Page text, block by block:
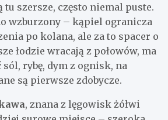
tu szersze, często niemal puste.
wzburzony – kąpiel ogranicza
po kolana, ale za to spacer o
łodzie wracają z połowów, ma
rybę, dym z ognisk, na
są pierwsze zdobycze.
, znana z lęgowisk żółwi